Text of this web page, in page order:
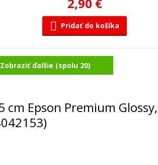
Pridať do košíka
10 x 15 cm, 50 listov, 230
Zobraziť ďalšie (spolu 20)
Epson Premium